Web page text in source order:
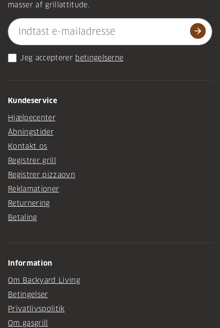
masser af grillattitude.
arrow_forward
Jeg accepterer betingelserne
Kundeservice
Hjælpecenter
Åbningstider
Kontakt os
Registrer grill
Registrer pizzaovn
Reklamationer
Returnering
Betaling
Information
Om Backyard Living
Betingelser
Privatlivspolitik
Om gasgrill